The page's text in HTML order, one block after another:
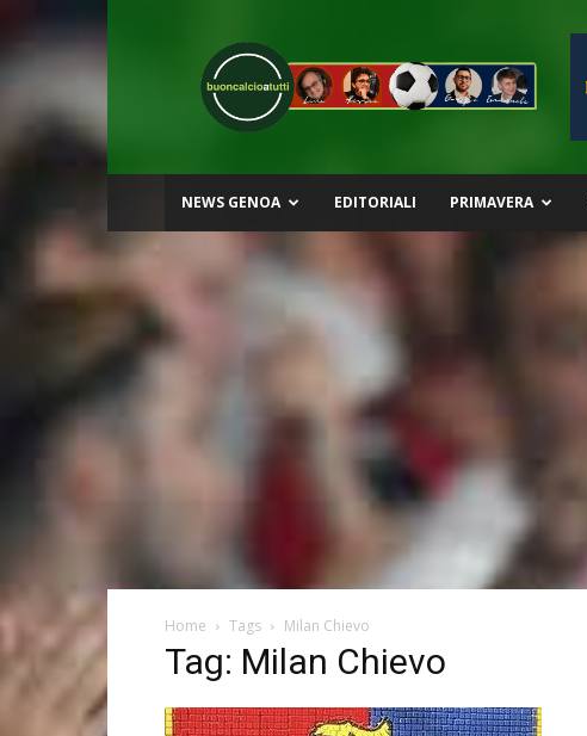
Buon
Calcio
a
Tutti
NEWS GENOA EDITORIALI PRIMAVERA
Home Tags Milan Chievo
Tag: Milan Chievo